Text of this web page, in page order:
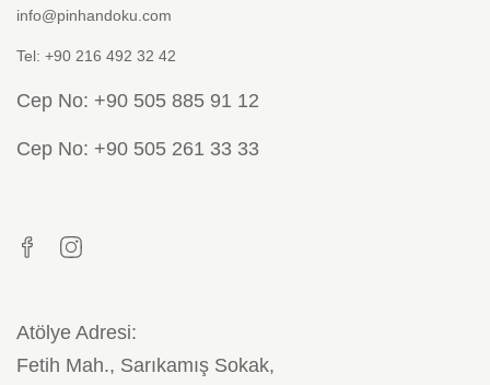
info@pinhandoku.com
Tel: +90 216 492 32 42
Cep No: +90 505 885 91 12
Cep No: +90 505 261 33 33
Atölye Adresi:
Fetih Mah., Sarıkamış Sokak,